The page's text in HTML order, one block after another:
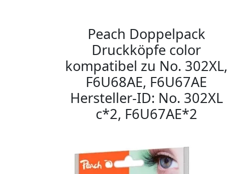
Peach Doppelpack
Druckköpfe color
kompatibel zu No. 302XL,
F6U68AE, F6U67AE
Hersteller-ID: No. 302XL
c*2, F6U67AE*2